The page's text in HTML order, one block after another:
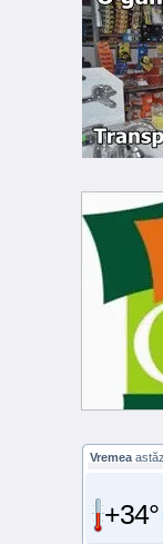
Vremea
+34°